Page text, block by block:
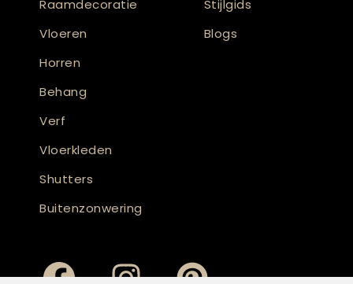
Raamdecoratie
Vloeren
Horren
Behang
Verf
Vloerkleden
Shutters
Buitenzonwering
Stijlgids
Blogs